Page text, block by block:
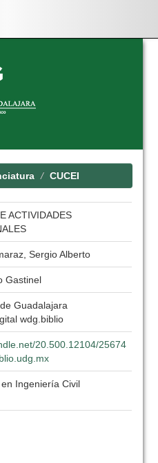
CUCEI
ACTIVIDADES
Sergio Alberto
Gastinel
Guadalajara
wdg.biblio
20.500.12104/25674
Ingeniería Civil